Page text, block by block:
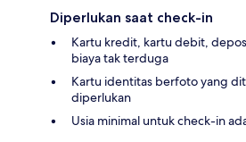
Diperlukan saat check-in
Kartu kredit, kartu debit,
biaya tak terduga
Kartu identitas berfoto yang
diperlukan
Usia minimal untuk check-in